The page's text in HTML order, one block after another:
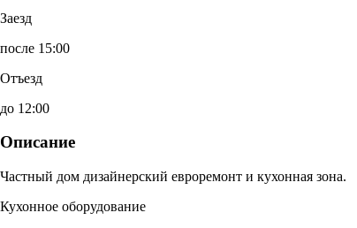
Заезд
после 15:00
Отъезд
до 12:00
Описание
Частный дом дизайнерский евроремонт и кухонная зона.
Кухонное оборудование